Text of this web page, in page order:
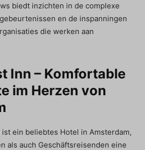
biedt inzichten in de complexe
en de inspanningen
die werken aan
Inn – Komfortable
im Herzen von
ist ein beliebtes Hotel in Amsterdam,
als auch Geschäftsreisenden eine